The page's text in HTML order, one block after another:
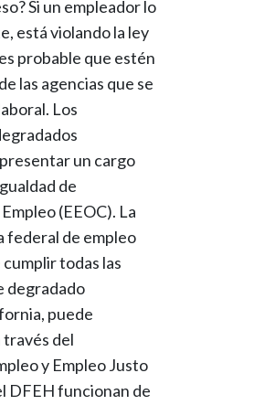
Si un empleador lo
está violando la ley
probable que estén
las agencias que se
Los
un cargo
de
(EEOC). La
federal de empleo
todas las
degradado
puede
del
y Empleo Justo
DFEH funcionan de